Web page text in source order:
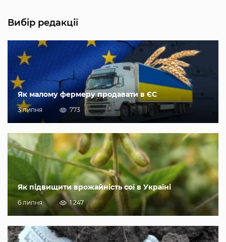
Вибір редакції
Як малому фермеру продавати в ЄС
3 липня 773
Як підвищити врожайність сої в Україні
6 липня 1 247